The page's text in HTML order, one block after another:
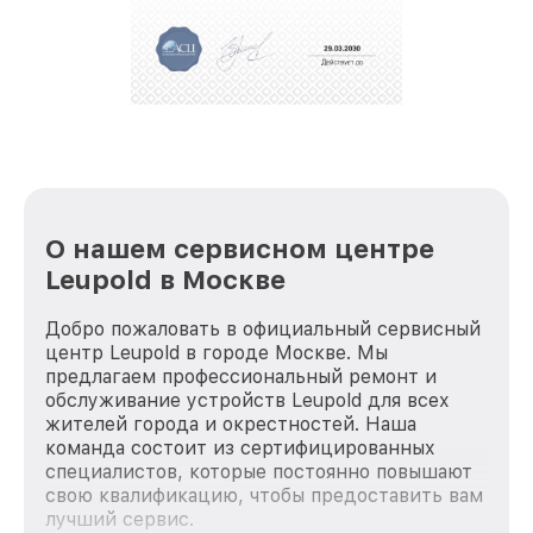
положительные отзывы и обрели отличную
репутацию. Мы постоянно совершенствуемся и
О нашем сервисном центре
Leupold в Москве
Добро пожаловать в официальный сервисный
центр Leupold в городе Москве. Мы
предлагаем профессиональный ремонт и
обслуживание устройств Leupold для всех
жителей города и окрестностей. Наша
команда состоит из сертифицированных
специалистов, которые постоянно повышают
свою квалификацию, чтобы предоставить вам
лучший сервис.